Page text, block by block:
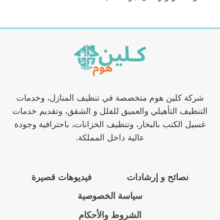
شركة كلين هوم متخصصة في تنظيف المنازل، وخدمات
التنظيف التأهيلي والعميق للفلل و الشقق، وتقديم خدمات
غسيل الكنب بالبخار، وتنظيف الخزانات، باحترافية وجودة
عالية داخل المملكة.
نصائح و إرشادات
فيديوهات قصيرة
سياسة الخصوصية
الشروط والأحكام